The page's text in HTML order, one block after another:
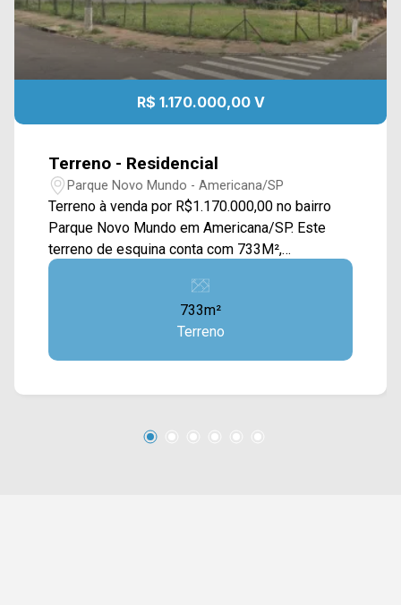
R$ 1.170.000,00 V
Terreno - Residencial
Parque Novo Mundo - Americana/SP
Terreno à venda por R$1.170.000,00 no bairro
Parque Novo Mundo em Americana/SP. Este
terreno de esquina conta com 733M²,
oferecendo uma ampla área plana e cercada,
possui algumas vegetações em volta. *Aceita
Padre João Baldan, Av. Giaconda Cibin e Rod.
Luiz de Queiroz. Esta região conta com
Renascer e supermercado Novo Mundo. Entre
agende a sua visita!! WhatsApp e Telefone: (19)
733m²
Terreno